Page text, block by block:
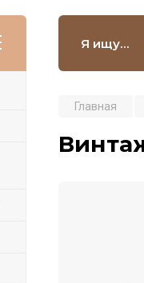
Главная